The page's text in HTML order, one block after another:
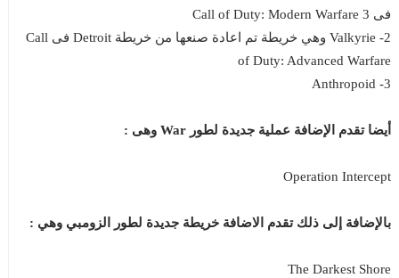
فى Call of Duty: Modern Warfare 3
2- Valkyrie وهي خريطة تم اعادة صنعها من خريطة Detroit فى Call
of Duty: Advanced Warfare
3- Anthropoid
أيضا تقدم الإضافة عملية جديدة لطور War وهى :
Operation Intercept
بالإضافة إلى ذلك تقدم الاضافة خريطة جديدة لطور الزومبي وهي :
The Darkest Shore